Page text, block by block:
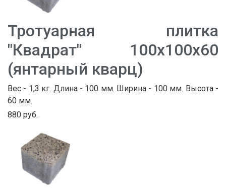
Тротуарная плитка
"Квадрат" 100х100х60
(янтарный кварц)
Вес - 1,3 кг. Длина - 100 мм. Ширина - 100 мм. Высота -
60 мм.
880 руб.